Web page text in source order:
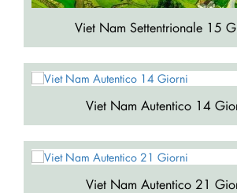
Viet Nam Settentrionale 15
Viet Nam Autentico 14
Viet Nam Autentico 21